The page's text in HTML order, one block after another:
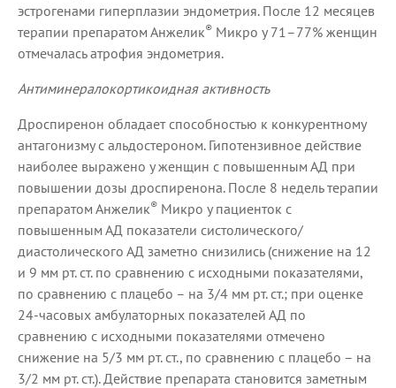
эстрогенами гиперплазии эндометрия. После 12 месяцев
терапии препаратом Анжелик® Микро у 71–77% женщин
отмечалась атрофия эндометрия.
Антиминералокортикоидная активность
Дроспиренон обладает способностью к конкурентному
антагонизму с альдостероном. Гипотензивное действие
наиболее выражено у женщин с повышенным АД при
повышении дозы дроспиренона. После 8 недель терапии
препаратом Анжелик® Микро у пациенток с
повышенным АД показатели систолического/
диастолического АД заметно снизились (снижение на 12
и 9 мм рт. ст. по сравнению с исходными показателями,
по сравнению с плацебо – на 3/4 мм рт. ст.; при оценке
24-часовых амбулаторных показателей АД по
сравнению с исходными показателями отмечено
снижение на 5/3 мм рт. ст., по сравнению с плацебо – на
3/2 мм рт. ст.). Действие препарата становится заметным